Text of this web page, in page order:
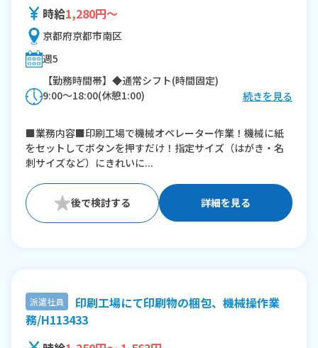
時給1,280円～
京都府京都市南区
週5
【勤務時間帯】◆通常シフト(時間固定)
9:00〜18:00(休憩1:00)
続きを見る
■業務内容■印刷工場で機械オペレーター作業！機械に紙
をセットしてボタンを押すだけ！指定サイズ（はがき・名
刺サイズなど）にきれいに...
詳細を見る
派遣社員
印刷工場にて印刷物の梱包、機械操作業
務/H113433